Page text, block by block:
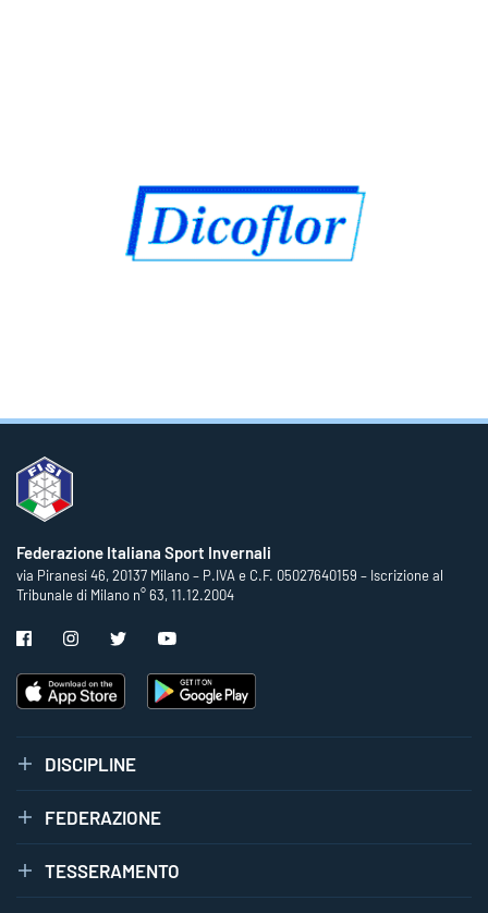
Federazione Italiana Sport Invernali
via Piranesi 46, 20137 Milano – P.IVA e C.F. 05027640159 – Iscrizione al
Tribunale di Milano n° 63, 11.12.2004
DISCIPLINE
FEDERAZIONE
TESSERAMENTO